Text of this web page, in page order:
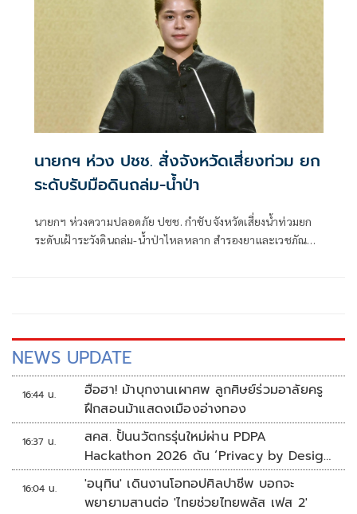
นายกฯ ห่วง ปชช. สั่งจังหวัดเสี่ยงท่วม ยก
ระดับรับมือดินถล่ม-น้ำป่า
นายกฯ ห่วงความปลอดภัย ปชช. กำชับจังหวัดเสี่ยงน้ำท่วมยก
ระดับเฝ้าระวังดินถล่ม-น้ำป่าไหลหลาก สำรองยาและเวชภัณฑ์
NEWS UPDATE
16:44 น.
ฮือฮา! ม้าบุกงานเผาศพ ลูกศิษย์ร่วมอาลัยครู
ฝึกสอนม้าแสดงเมืองอ่างทอง
16:37 น.
สคส. ปั้นนวัตกรรุ่นใหม่ผ่าน PDPA
Hackathon 2026 ดัน ‘Privacy by Design
for all’ สู่โซลูชันคุ้มครองข้อมูลส่วนบุคคลที่
ใช้ได้จริง
16:04 น.
'อนุทิน' เดินงานโอทอปศิลปาชีพ บอกจะ
พยายามสานต่อ 'ไทยช่วยไทยพลัส เฟส 2'